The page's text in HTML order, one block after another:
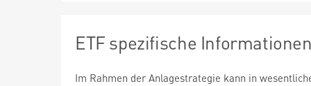
ETF spezifische
Im Rahmen der Anlagestrategie kann in